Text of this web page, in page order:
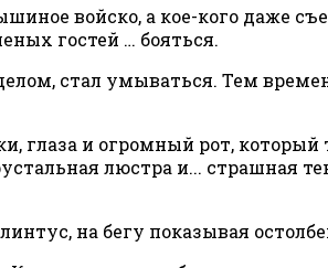
войско, а кое-кого даже
гостей … бояться.
стал умываться. Тем
глаза и огромный рот,
люстра и... страшная
на бегу показывая